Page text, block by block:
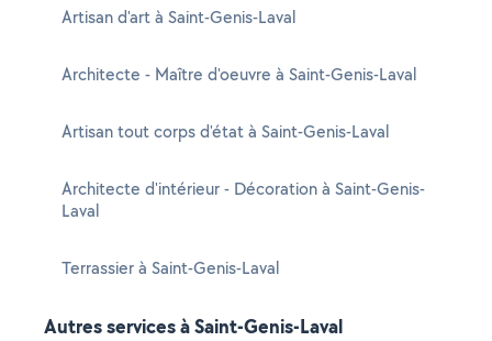
Artisan d'art à Saint-Genis-Laval
Architecte - Maître d'oeuvre à Saint-Genis-Laval
Artisan tout corps d'état à Saint-Genis-Laval
Architecte d'intérieur - Décoration à Saint-Genis-
Laval
Terrassier à Saint-Genis-Laval
Autres services à Saint-Genis-Laval